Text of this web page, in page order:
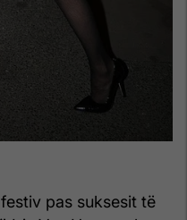
pas suksesit të